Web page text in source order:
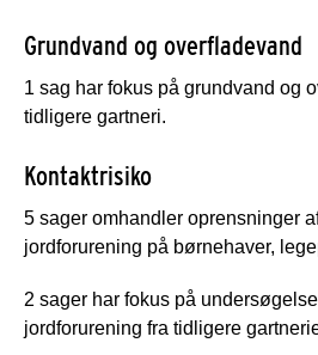
Grundvand og overfladevand
1 sag har fokus på grundvand og
tidligere gartneri.
Kontaktrisiko
5 sager omhandler oprensninger
jordforurening på børnehaver,
2 sager har fokus på
jordforurening fra tidligere